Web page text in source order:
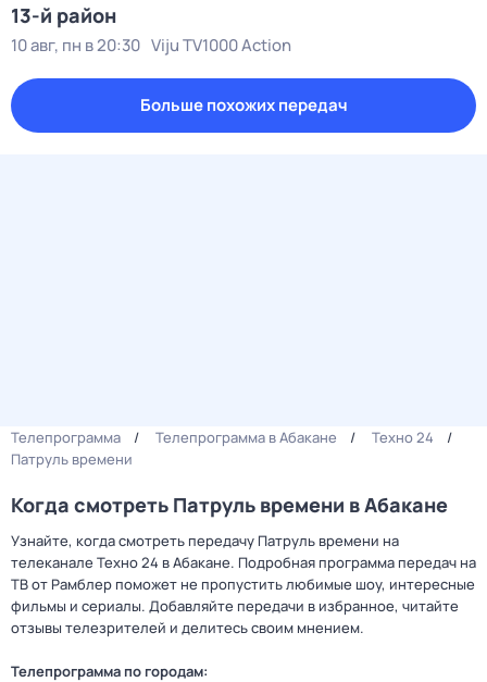
13-й район
10 авг, пн в 20:30 Viju TV1000 Action
Больше похожих передач
Телепрограмма Телепрограмма в Абакане
Техно 24
Патруль времени
Когда смотреть Патруль времени в Абакане
Узнайте, когда смотреть передачу Патруль времени на
телеканале Техно 24 в Абакане. Подробная программа передач на
ТВ от Рамблер поможет не пропустить любимые шоу, интересные
фильмы и сериалы. Добавляйте передачи в избранное, читайте
отзывы телезрителей и делитесь своим мнением.
Телепрограмма по городам: